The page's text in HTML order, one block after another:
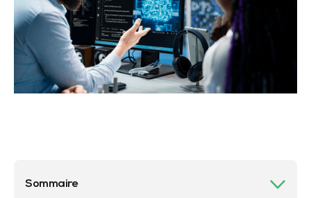
Sommaire